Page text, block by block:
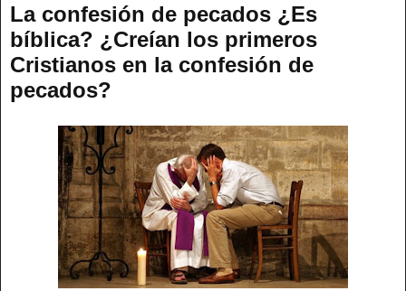
La confesión de pecados ¿Es
bíblica? ¿Creían los primeros
Cristianos en la confesión de
pecados?